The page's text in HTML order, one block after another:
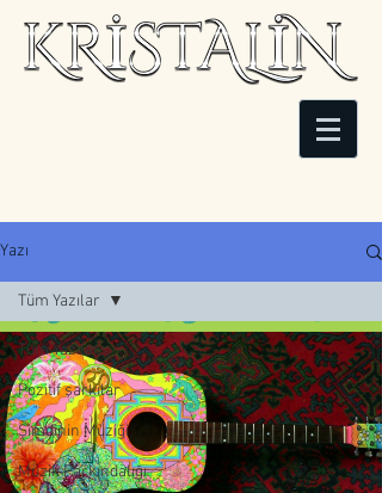
Yazı
Tüm Yazılar
Pozitif şarkılar
Şimdinin Müziği
Müzik Farkındalığı
Tüm Yazılar